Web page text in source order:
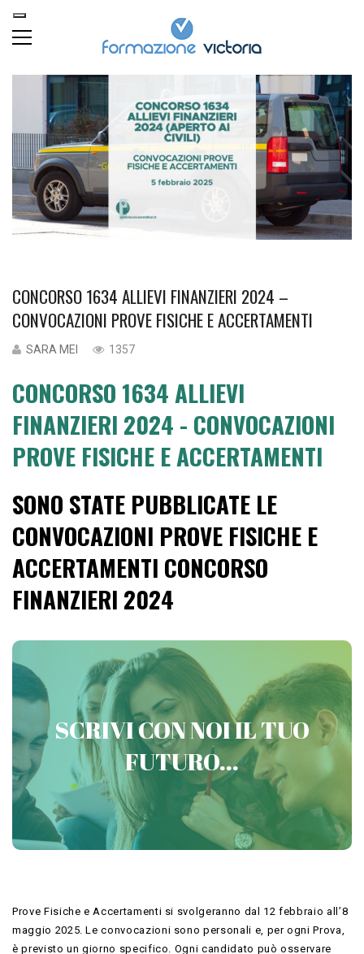
CONCORSO 1634 ALLIEVI FINANZIERI 2024 –
CONVOCAZIONI PROVE FISICHE E ACCERTAMENTI
SARA MEI 1357
CONCORSO 1634 ALLIEVI
FINANZIERI 2024 - CONVOCAZIONI
PROVE FISICHE E ACCERTAMENTI
SONO STATE PUBBLICATE LE
CONVOCAZIONI PROVE FISICHE E
ACCERTAMENTI CONCORSO
FINANZIERI 2024
SCRIVI CON NOI IL TUO
FUTURO...
PREPARATI CON VICTORIA
CONCORSI MILITARI
Contattaci
Prove Fisiche e Accertamenti si svolgeranno dal 12 febbraio all’8
maggio 2025. Le convocazioni sono personali e, per ogni Prova,
è previsto un giorno specifico. Ogni candidato può osservare